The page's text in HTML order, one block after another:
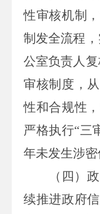
性审核机制
制发全流程
公室负责人
审核制度，
性和合规性
严格执行“三
年未发生涉密
（四）
续推进政府